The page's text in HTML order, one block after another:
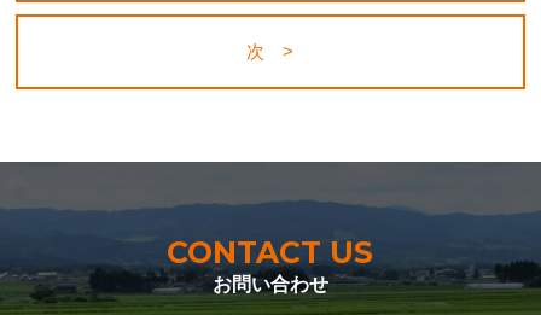
次 >
CONTACT US
お問い合わせ